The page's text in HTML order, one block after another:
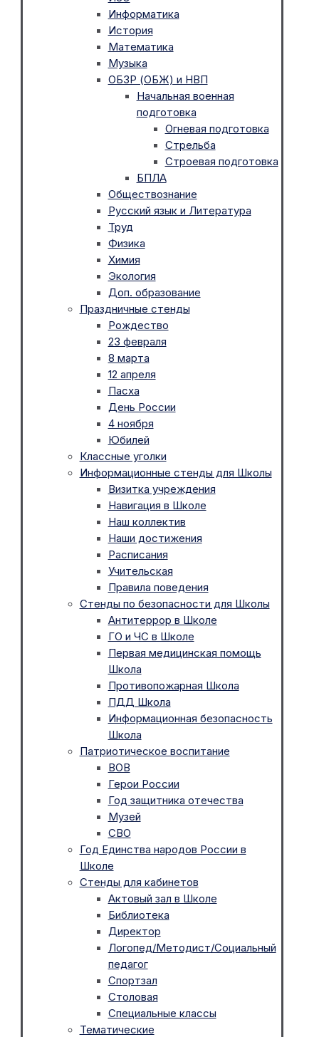
Информатика
История
Математика
Музыка
ОБЗР (ОБЖ) и НВП
Начальная военная
подготовка
Огневая подготовка
Стрельба
Строевая подготовка
БПЛА
Обществознание
Русский язык и Литература
Труд
Физика
Химия
Экология
Доп. образование
Праздничные стенды
Рождество
23 февраля
8 марта
12 апреля
Пасха
День России
4 ноября
Юбилей
Классные уголки
Информационные стенды для Школы
Визитка учреждения
Навигация в Школе
Наш коллектив
Наши достижения
Расписания
Учительская
Правила поведения
Стенды по безопасности для Школы
Антитеррор в Школе
ГО и ЧС в Школе
Первая медицинская помощь
Школа
Противопожарная Школа
ПДД Школа
Информационная безопасность
Школа
Патриотическое воспитание
ВОВ
Герои России
Год защитника отечества
Музей
СВО
Год Единства народов России в
Школе
Стенды для кабинетов
Актовый зал в Школе
Библиотека
Директор
Логопед/Методист/Социальный
педагог
Спортзал
Столовая
Специальные классы
Тематические